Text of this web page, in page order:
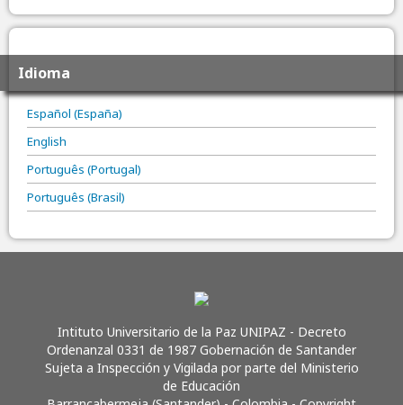
Idioma
Español (España)
English
Português (Portugal)
Português (Brasil)
Intituto Universitario de la Paz UNIPAZ - Decreto
Ordenanzal 0331 de 1987 Gobernación de Santander
Sujeta a Inspección y Vigilada por parte del Ministerio
de Educación